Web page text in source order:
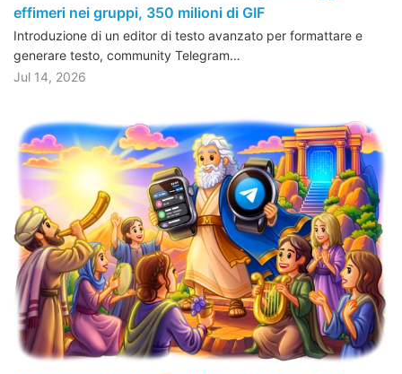
effimeri nei gruppi, 350 milioni di GIF
Introduzione di un editor di testo avanzato per formattare e
generare testo, community Telegram…
Jul 14, 2026